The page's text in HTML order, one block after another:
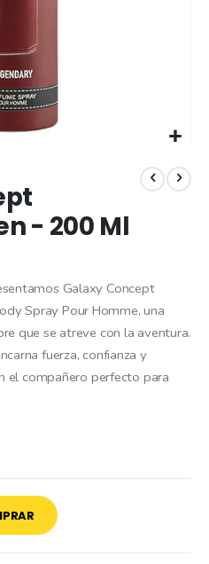
- 200 Ml
Galaxy Concept
Spray Pour Homme, una
que se atreve con la aventura.
fuerza, confianza y
el compañero perfecto para